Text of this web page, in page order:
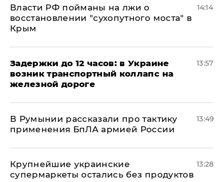
Власти РФ пойманы на лжи о
восстановлении "сухопутного моста" в
Крым
14:14
Задержки до 12 часов: в Украине
возник транспортный коллапс на
железной дороге
13:57
В Румынии рассказали про тактику
применения БпЛА армией России
13:49
Крупнейшие украинские
супермаркеты остались без продуктов
13:28